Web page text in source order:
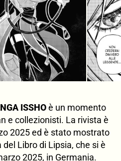
ISSHOè un momento
e collezionisti. La rivista è
2025 ed è stato mostrato
Libro di Lipsia, che si è
2025, in Germania.